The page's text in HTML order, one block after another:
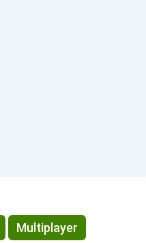
Multiplayer